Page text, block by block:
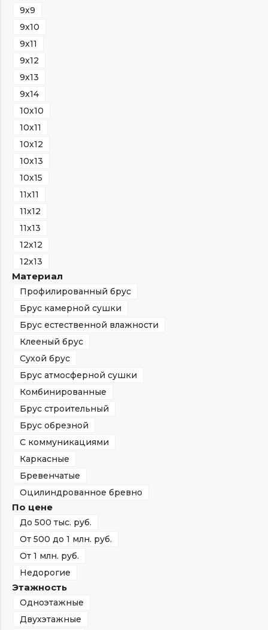
9х9
9х10
9х11
9х12
9х13
9х14
10х10
10х11
10х12
10х13
10х15
11х11
11х12
11х13
12х12
12х13
Материал
Профилированный брус
Брус камерной сушки
Брус естественной влажности
Клееный брус
Сухой брус
Брус атмосферной сушки
Комбинированные
Брус строительный
Брус обрезной
С коммуникациями
Каркасные
Бревенчатые
Оцилиндрованное бревно
По цене
До 500 тыс. руб.
От 500 до 1 млн. руб.
От 1 млн. руб.
Недорогие
Этажность
Одноэтажные
Двухэтажные